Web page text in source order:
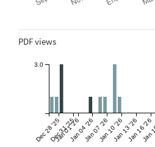
PDF views
Dec 28 '25Dec 31 '25
Jan 01 '26Jan 04 '26Jan 07 '26Jan 10 '26Jan 13 '26Jan 16 '26
3.0